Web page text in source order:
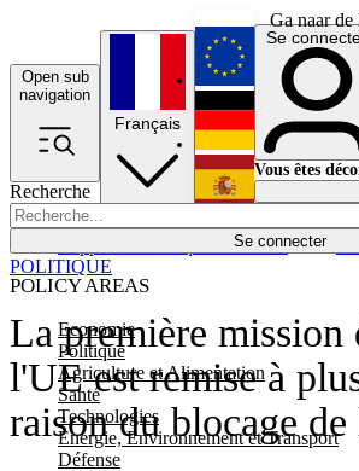
Ga naar
Open sub
navigation
Recherche
Se connecter
POLICY AREAS
Economie
Politique
Agriculture et Alimentation
Santé
Technologies
Energie, Environnement et Transport
Défense
Économie
Français
English
Deutsch
Español
Se
Vous êtes
La première mission
l'UE est remise à
raison du blocage
POLITIQUE